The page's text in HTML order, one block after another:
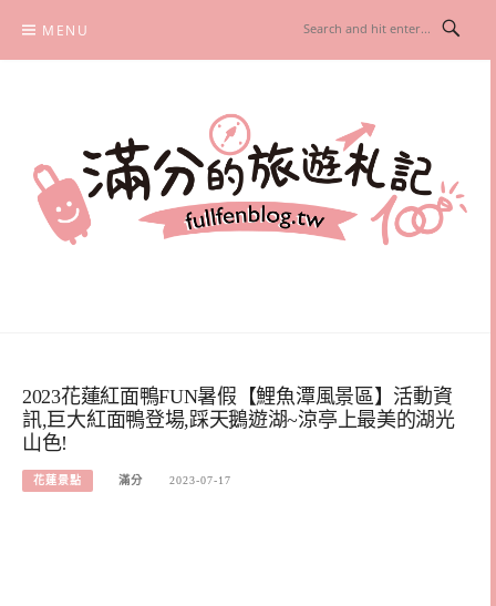
content
MENU
2023花蓮紅面鴨FUN暑假【鯉魚潭風景區】活動資
訊,巨大紅面鴨登場,踩天鵝遊湖~涼亭上最美的湖光
山色!
花蓮景點 滿分 2023-07-17